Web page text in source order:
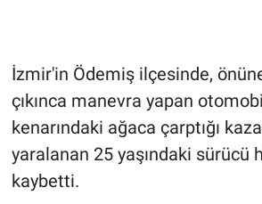
İzmir'in Ödemiş ilçesinde,
çıkınca manevra yapan
kenarındaki ağaca çarptığı
yaralanan 25 yaşındaki sürücü
kaybetti.